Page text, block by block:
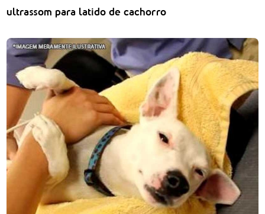
ultrassom para latido de cachorro